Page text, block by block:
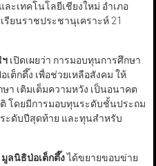
ะเทคโนโลยีเชียงใหม่ อำเภอ
รียนราชประชานุเคราะห์ 21
เปิดเผยว่า การมอบทุนการศึกษา
ต็กตึ๊ง เพื่อช่วยเหลือสังคม ให้
า เติมเต็มความหวัง เป็นอนาคต
โดยมีการมอบทุนระดับชั้นประถม
ะดับปีสุดท้าย และทุนสำหรับ
มูลนิธิป่อเต็กตึ๊งได้ขยายขอบข่าย